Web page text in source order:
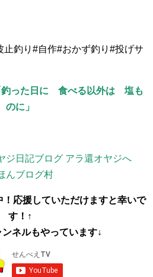
釣り#自作#おかず釣り#投げサ
釣った日に 食べる以外は 塩も
のに」
んブログ村
！応援していただけますと幸いで
す！↑
ネルもやっています↓